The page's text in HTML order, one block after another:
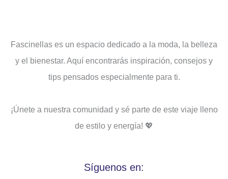
Fascinellas es un espacio dedicado a la moda, la belleza
y el bienestar. Aquí encontrarás inspiración, consejos y
tips pensados ​​especialmente para ti.
¡Únete a nuestra comunidad y sé parte de este viaje lleno
de estilo y energía! 💖
Síguenos en: